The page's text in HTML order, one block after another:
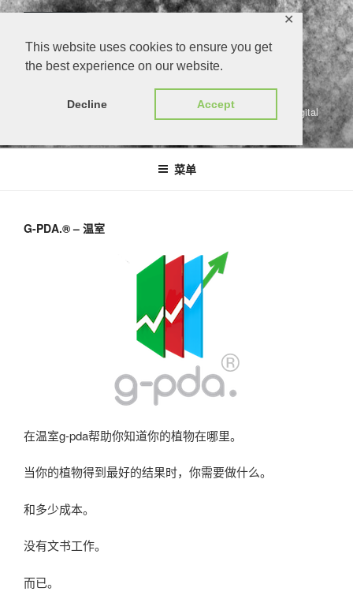
This website uses cookies to ensure you get
the best experience on our website.
Decline Accept
✕
跳
gärtners persönlicher digitaler assistent | growers personal digital
菜单
G-PDA.® – 温室
在温室g-pda帮助你知道你的植物在哪里。
当你的植物得到最好的结果时，你需要做什么。
和多少成本。
没有文书工作。
而已。